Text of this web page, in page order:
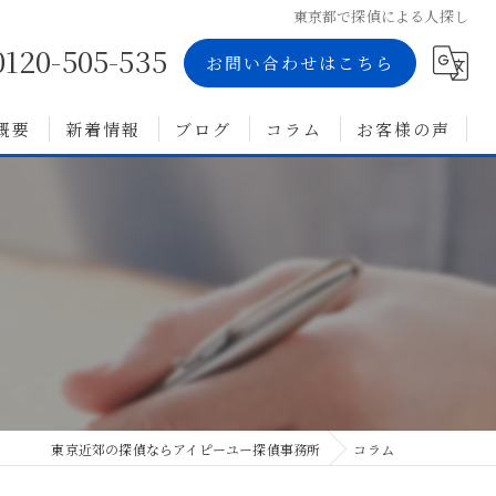
東京都で探偵による人探し
505-535 お問い合わせはこちら
要 新着情報 ブログ コラム お客様の声
東京近郊の探偵ならアイピーユー探偵事務所 コラム